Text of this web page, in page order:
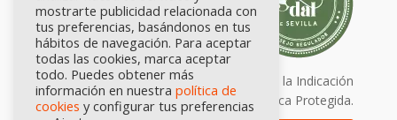
Calidad certificada por Origen. Sellos de la Indicación
Geográfica Protegida.
mostrarte publicidad relacionada con
tus preferencias, basándonos en tus
hábitos de navegación. Para aceptar
todas las cookies, marca aceptar
todo. Puedes obtener más
información en nuestra política de
cookies y configurar tus preferencias